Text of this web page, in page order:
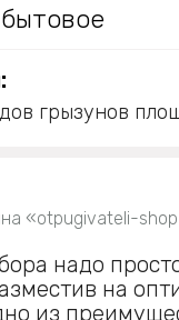
бытовое
грызунов
«otpugivateli-
надо
на
из